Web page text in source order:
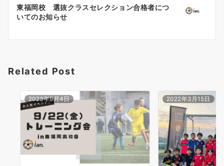
ゲ
シ
ン
東福岡校 選抜クラスセレクション合格者につ
いてのお知らせ
Related Post
2023年9月4日 2022年3月15日